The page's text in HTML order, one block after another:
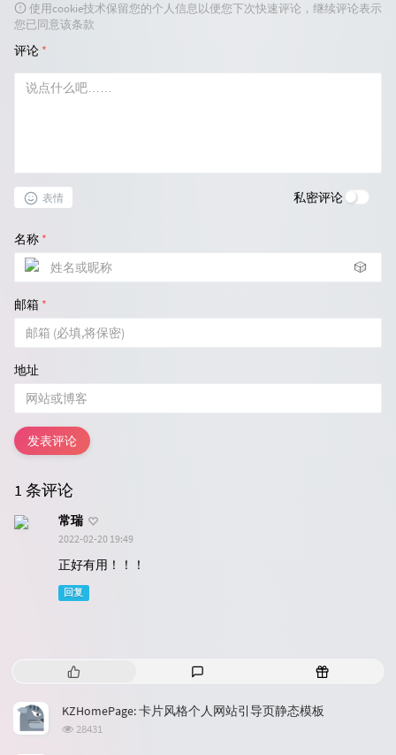
使用cookie技术保留您的个人信息以便您下次快速评论，继续评论表示
您已同意该条款
评论 *
表情 私密评论
名称 *
🎲
邮箱 *
地址
发表评论
1 条评论
常瑞
2022-02-20 19:49
正好有用！！！
回复
热
文
章
评
论
随
KZHomePage: 卡片风格个人网站引导页静态模板
浏
28431